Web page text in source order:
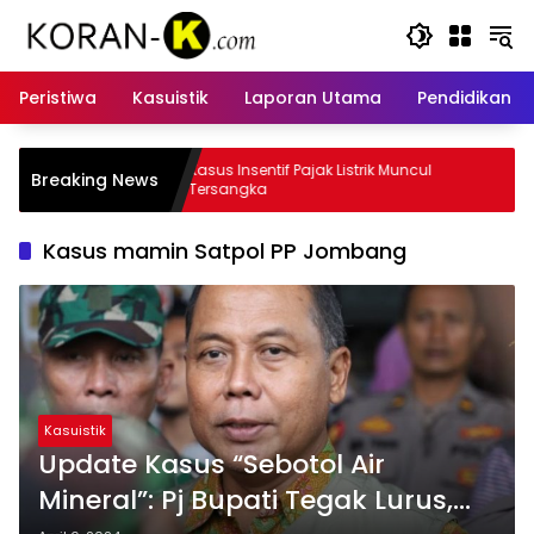
Peristiwa
Kasuistik Laporan Utama Pendidikan
Breaking News
Pajak Listrik Muncul
BPK Sebut Insentif Pemungut
Kasus mamin Satpol PP Jombang
Kasuistik
Update Kasus “Sebotol Air
Mineral”: Pj Bupati Tegak Lurus,